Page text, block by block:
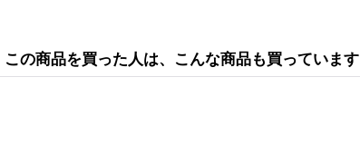
この商品を買った人は、こんな商品も買っています